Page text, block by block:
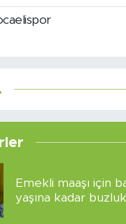
Emekli maaşı için
yaşına kadar